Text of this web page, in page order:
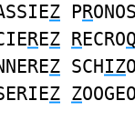
Z PR
REZ RECROQ
Z SCHIZ
Z Z